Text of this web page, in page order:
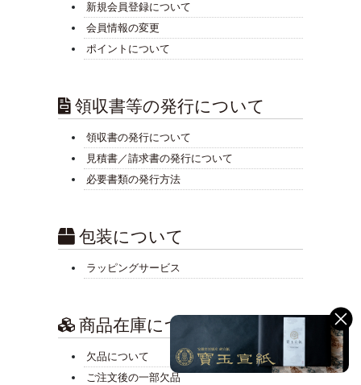
新規会員登録について
会員情報の変更
ポイントについて
領収書等の発行について
領収書の発行について
見積書／請求書の発行について
必要書類の発行方法
包装について
ラッピングサービス
商品在庫について
欠品について
ご注文後の一部欠品